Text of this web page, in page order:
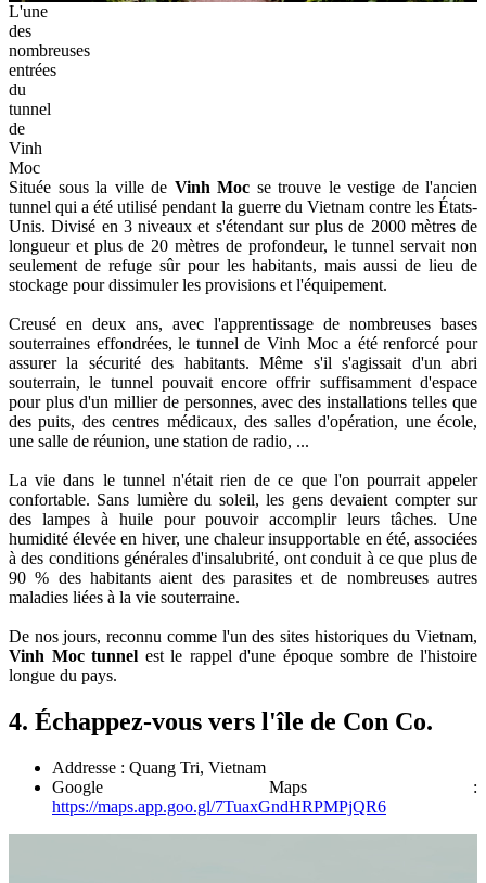
L'une
des
nombreuses
entrées
du
tunnel
de
Vinh
Moc
Située sous la ville de Vinh Moc se trouve le vestige de l'ancien
tunnel qui a été utilisé pendant la guerre du Vietnam contre les États-
Unis. Divisé en 3 niveaux et s'étendant sur plus de 2000 mètres de
longueur et plus de 20 mètres de profondeur, le tunnel servait non
seulement de refuge sûr pour les habitants, mais aussi de lieu de
stockage pour dissimuler les provisions et l'équipement.
Creusé en deux ans, avec l'apprentissage de nombreuses bases
souterraines effondrées, le tunnel de Vinh Moc a été renforcé pour
assurer la sécurité des habitants. Même s'il s'agissait d'un abri
souterrain, le tunnel pouvait encore offrir suffisamment d'espace
pour plus d'un millier de personnes, avec des installations telles que
des puits, des centres médicaux, des salles d'opération, une école,
une salle de réunion, une station de radio, ...
La vie dans le tunnel n'était rien de ce que l'on pourrait appeler
confortable. Sans lumière du soleil, les gens devaient compter sur
des lampes à huile pour pouvoir accomplir leurs tâches. Une
humidité élevée en hiver, une chaleur insupportable en été, associées
à des conditions générales d'insalubrité, ont conduit à ce que plus de
90 % des habitants aient des parasites et de nombreuses autres
maladies liées à la vie souterraine.
De nos jours, reconnu comme l'un des sites historiques du Vietnam,
Vinh Moc tunnel est le rappel d'une époque sombre de l'histoire
longue du pays.
4. Échappez-vous vers l'île de Con Co.
Addresse : Quang Tri, Vietnam
Google Maps :
https://maps.app.goo.gl/7TuaxGndHRPMPjQR6